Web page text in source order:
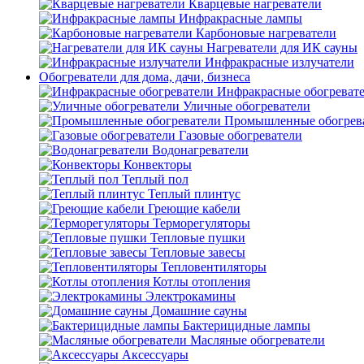
Кварцевые нагреватели
Инфракрасные лампы
Карбоновые нагреватели
Нагреватели для ИК сауны
Инфракрасные излучатели
Обогреватели для дома, дачи, бизнеса
Инфракрасные
Уличные обогреватели
Промышленные
Газовые обогреватели
Водонагреватели
Конвекторы
Теплый пол
Теплый плинтус
Греющие кабели
Терморегуляторы
Тепловые пушки
Тепловые завесы
Тепловентиляторы
Котлы отопления
Электрокамины
Домашние сауны
Бактерицидные лампы
Масляные обогреватели
Аксессуары